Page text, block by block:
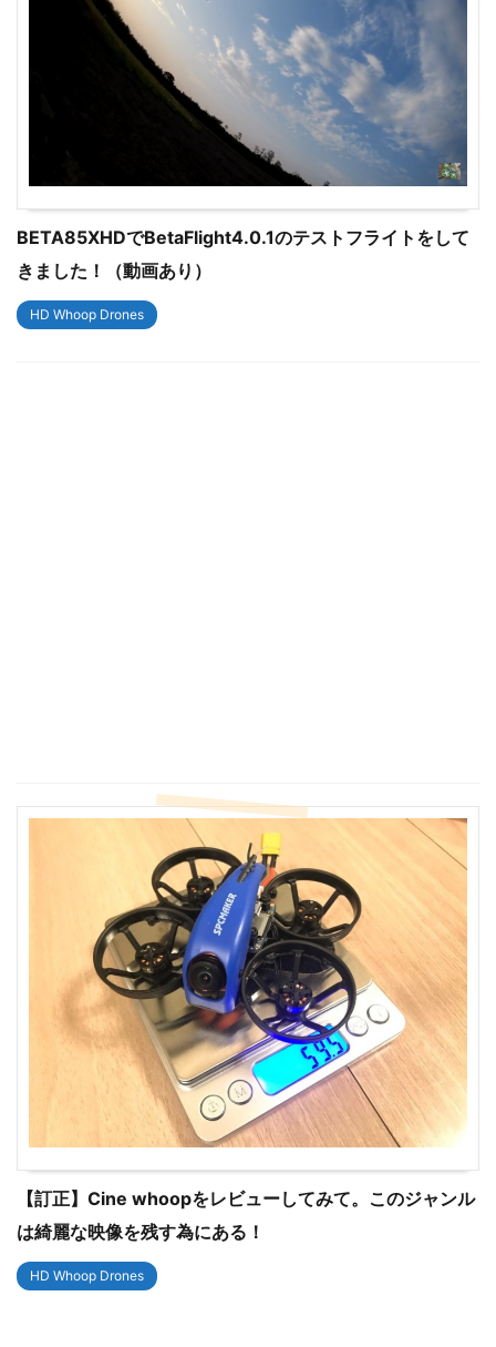
BETA85XHDでBetaFlight4.0.1のテストフライトをして
きました！（動画あり）
HD Whoop Drones
【訂正】Cine whoopをレビューしてみて。このジャンル
は綺麗な映像を残す為にある！
HD Whoop Drones